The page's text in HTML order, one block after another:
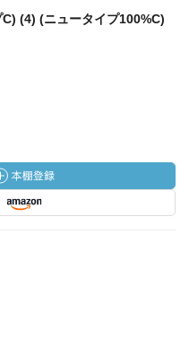
(4) (ニュータイプ100%C)